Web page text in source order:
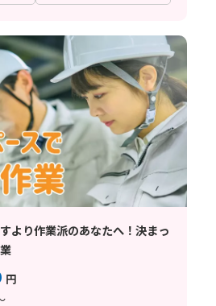
より作業派のあなたへ！決まっ
円